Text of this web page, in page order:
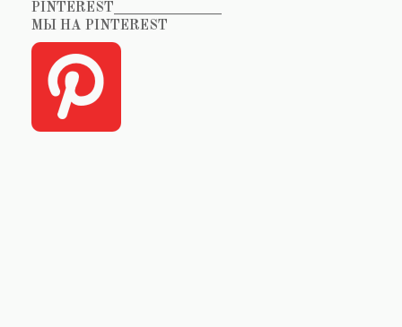
PINTEREST_______________
МЫ НА PINTEREST